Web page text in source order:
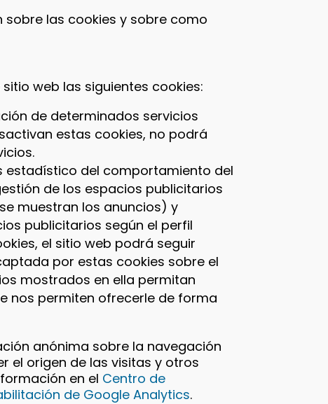
las cookies y sobre como
sitio web las siguientes cookies:
de determinados servicios
estas cookies, no podrá
estadístico del comportamiento del
de los espacios publicitarios
muestran los anuncios) y
publicitarios según el perfil
el sitio web podrá seguir
por estas cookies sobre el
mostrados en ella permitan
nos permiten ofrecerle de forma
anónima sobre la navegación
el origen de las visitas y otros
en el Centro de
de Google Analytics.